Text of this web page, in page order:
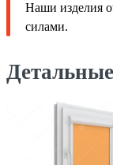
Наши изделия
силами.